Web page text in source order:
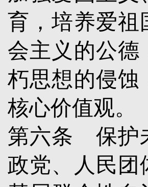
育，培养爱祖
会主义的公德
朽思想的侵蚀
核心价值观。
第六条 保护
政党、人民团